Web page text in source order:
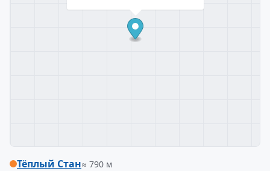
Тёплый Стан≈ 790 м